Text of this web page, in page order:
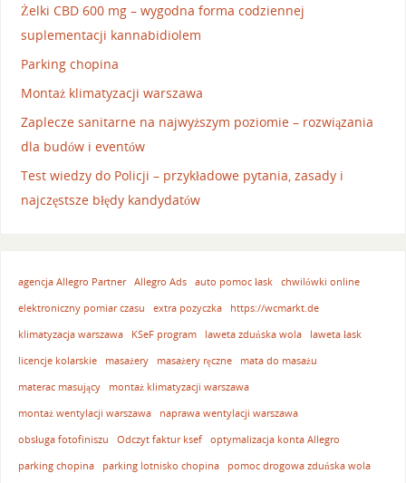
Żelki CBD 600 mg – wygodna forma codziennej
suplementacji kannabidiolem
Parking chopina
Montaż klimatyzacji warszawa
Zaplecze sanitarne na najwyższym poziomie – rozwiązania
dla budów i eventów
Test wiedzy do Policji – przykładowe pytania, zasady i
najczęstsze błędy kandydatów
agencja Allegro Partner Allegro Ads auto pomoc łask chwilówki online
elektroniczny pomiar czasu extra pozyczka https://wcmarkt.de
klimatyzacja warszawa KSeF program laweta zduńska wola laweta łask
licencje kolarskie masażery masażery ręczne mata do masażu
materac masujący montaż klimatyzacji warszawa
montaż wentylacji warszawa naprawa wentylacji warszawa
obsługa fotofiniszu Odczyt faktur ksef optymalizacja konta Allegro
parking chopina parking lotnisko chopina pomoc drogowa zduńska wola